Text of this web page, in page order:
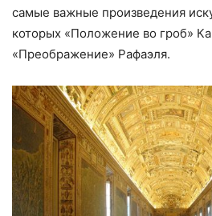
самые важные произведения
которых «Положение во гроб»
«Преображение» Рафаэля.